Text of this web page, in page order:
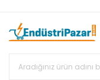
Bayonet J Tip
Sepette Ekstra %5
Alışverişlerinizde
%15 İskonto...
Alışverişlerinizde